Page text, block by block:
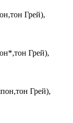
Грей),
Грей),
Грей),